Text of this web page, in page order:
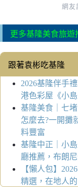
網友
更多基隆美食旅遊
跟著袁彬吃基隆
2026基隆伴手
港色彩屋《小
基隆美食｜七
怎麼去?一開攤
料豐富
基隆中正｜小
廳推薦，布朗
【懶人包】
精選，在地人